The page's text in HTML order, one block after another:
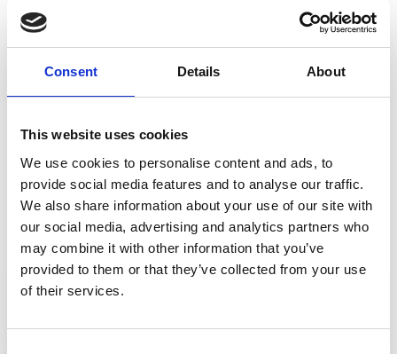
Consent Details About
This website uses cookies
We use cookies to personalise content and ads, to
provide social media features and to analyse our traffic.
We also share information about your use of our site with
our social media, advertising and analytics partners who
may combine it with other information that you’ve
provided to them or that they’ve collected from your use
of their services.
ΧΑΡΑΚΤΗΡΙΣΤΙΚΑ ΠΡΟΪΟΝΤΟΣ
τσέπες
Flock print γραφικό “Act Without Fear” στην πίσω
τσέπη
Πρόσθεσε προϊόντα αξίας